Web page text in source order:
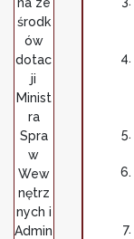
środk
ów
dotac
ji
Minist
ra
Spra
w
Wew
nętrz
nych i
Admin